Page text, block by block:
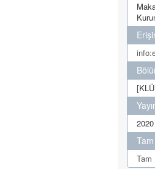
[KLÜ
Tam